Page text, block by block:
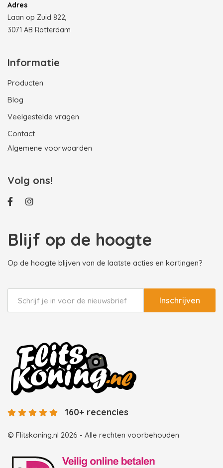
Adres
Laan op Zuid 822,
3071 AB Rotterdam
Informatie
Producten
Blog
Veelgestelde vragen
Contact
Algemene voorwaarden
Volg ons!
Blijf op de hoogte
Op de hoogte blijven van de laatste acties en kortingen?
Inschrijven
© Flitskoning.nl 2026 - Alle rechten voorbehouden
160+ recencies